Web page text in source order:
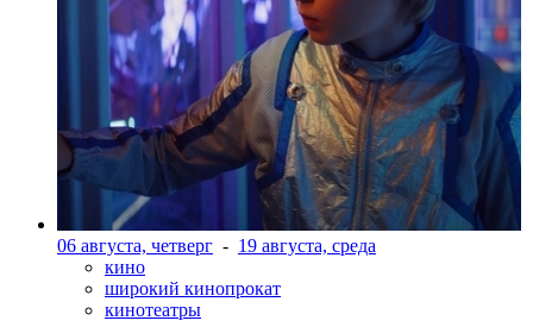
06 августа, четверг - 19 августа, среда
кино
широкий кинопрокат
кинотеатры